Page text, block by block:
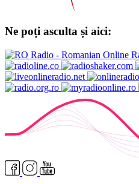
Ne poți asculta și aici: